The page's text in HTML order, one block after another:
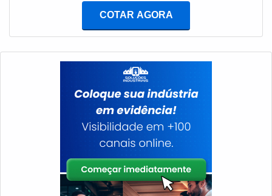
outros itens, sendo assim, existem mais páginas com
conteúdos específicos para aquilo que precisa: Grupo
QTM (Quadro de Transferência Manual).MAIS
INFORMAÇÕES RELEVANTES SOBRE A
EMPRESANa Kiyoshi Geradores é possível encontrar
o que há de melhor em grupos de geradores. É possível
encontrar uma grande variedade no portfólio, como
locação de grupos geradores manuais e automáticos e
quadros com tomadas com ótima qualidade e excelente
custo-benefício.Apresentando produtos de alto padrão,
a empresa conta com profissionais especializados e
deve estar intimamente ligado com os suportes e
condições fornecidos, de modo que se possa trabalhar
com um fator mais palpável e indicador como a relação
custo-benefício, o retorno de investimentos e muitos
outros. A seguir, alguns detalhes simples que garantem
para a escolha do melhor aluguel gerador condizente
com os serviços e demais implicações: Antes de tudo, é
preciso que a demanda de fornecimento de energia
bastante específicos na situação de aluguel de grupos
geradores, principalmente no tocante à manutenção;
COTAR AGORA